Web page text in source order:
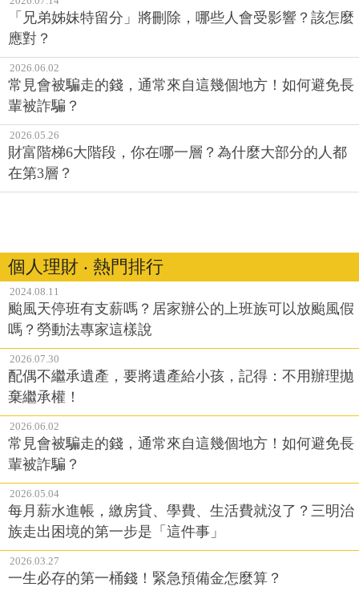
繼承，需要有遺囑
2026.07.14
「兄弟姊妹特留分」將刪除，哪些人會受影響？該怎麼
應對？
2026.06.02
常見會被騙走的錢，通常來自這幾個地方！如何避免長
輩被詐騙？
2026.05.26
財富階梯6大階段，你在哪一層？為什麼大部分的人都
個人理財 ‧ 熱門排行
2024.08.11
颱風天停班有支薪嗎？居家辦公的上班族可以放颱風假
嗎？勞動法專家這樣說
2026.07.30
配偶不繼承遺產，要將遺產給小孩，記得：不用辦理拋
棄繼承權！
2026.06.02
常見會被騙走的錢，通常來自這幾個地方！如何避免長
輩被詐騙？
2026.05.04
每月薪水進帳，繳房貸、學費、生活費就沒了？三明治
族走出困境的第一步是「這件事」